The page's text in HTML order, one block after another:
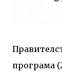
програма